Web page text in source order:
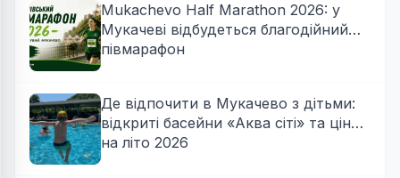
Mukachevo Half Marathon 2026: у
Мукачеві відбудеться благодійний
півмарафон
Де відпочити в Мукачево з дітьми:
відкриті басейни «Аква сіті» та ціни
на літо 2026